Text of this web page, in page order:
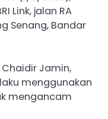
Link, jalan RA
Senang, Bandar
Chaidir Jamin,
menggunakan
mengancam